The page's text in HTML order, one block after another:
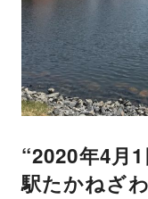
“2020年4月
駅たかねざ